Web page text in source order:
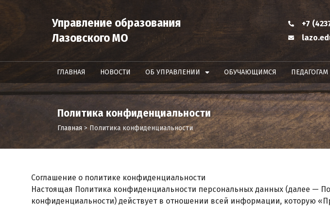
Управление образования
Лазовского МО
+7
ГЛАВНАЯ НОВОСТИ ОБ УПРАВЛЕНИИ ОБУЧАЮЩИМСЯ ПЕДАГОГАМ
Политика конфиденциальности
Главная >Политика конфиденциальности
Соглашение о политике конфиденциальности
Настоящая Политика конфиденциальности персональных данных (далее —
конфиденциальности) действует в отношении всей информации, которую